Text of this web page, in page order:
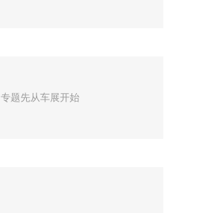
专题先从车展开始